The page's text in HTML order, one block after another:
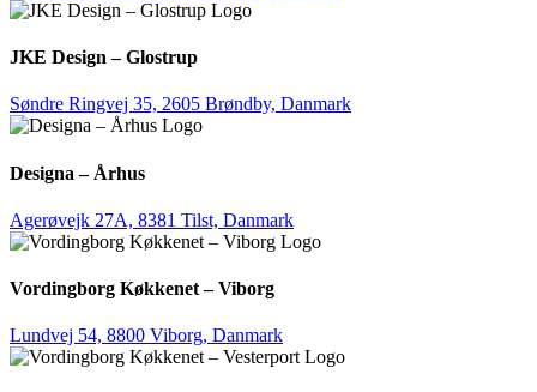
JKE Design – Glostrup
Søndre Ringvej 35, 2605 Brøndby, Danmark
Designa – Århus
Agerøvejk 27A, 8381 Tilst, Danmark
Vordingborg Køkkenet – Viborg
Lundvej 54, 8800 Viborg, Danmark